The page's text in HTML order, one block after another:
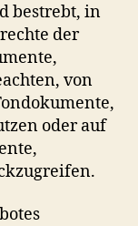
bestrebt, in
der
von
oder auf